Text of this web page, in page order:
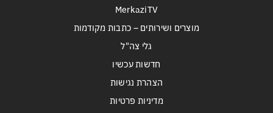
MerkaziTV
מוצרים ושירותים – כתבות מקודמות
גלי צה"ל
חדשות עכשיו
הצהרת נגישות
מדיניות פרטיות